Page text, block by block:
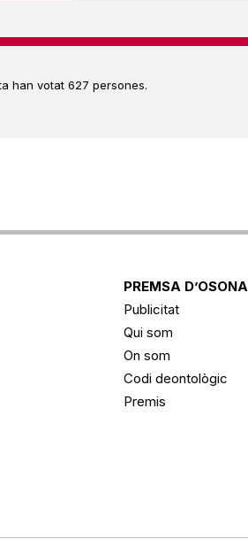
han votat 627 persones.
PREMSA D’OSONA
Publicitat
Qui som
On som
Codi deontològic
Premis